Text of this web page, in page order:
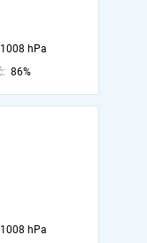
1008 hPa
86%
1008 hPa